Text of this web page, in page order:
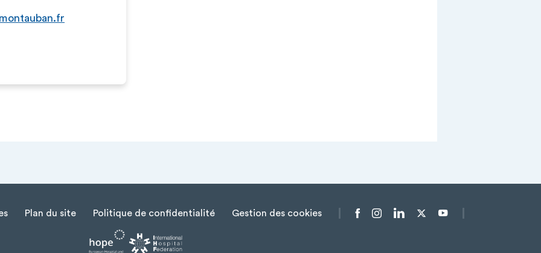
Plan du site Politique de confidentialité Gestion des cookies
Menu liens sociaux